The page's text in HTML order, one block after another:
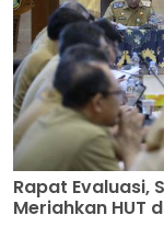
Rapat Evaluasi,
Meriahkan HUT